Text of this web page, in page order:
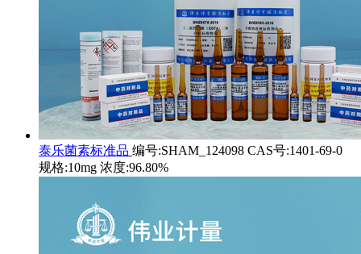
泰乐菌素标准品 编号:SHAM_124098 CAS号:1401-69-0
规格:10mg 浓度:96.80%